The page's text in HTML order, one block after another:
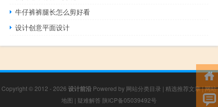
牛仔裤裤腿长怎么剪好看
设计创意平面设计
Copyright © 2012 - 2026 设计前沿 Powered by 网站分类目录 | 精选推荐文章|网站
地图 | 疑难解答 陕ICP备05039492号